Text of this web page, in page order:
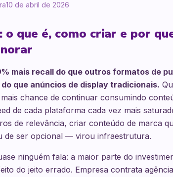
10 de abril de 2026
que é, como criar e por
mais recall do que outros formatos de
que anúncios de display tradicionais.
chance de continuar consumindo
de cada plataforma cada vez mais
de relevância, criar conteúdo de marca
de ser opcional — virou infraestrutura.
ninguém fala: a maior parte do
do jeito errado. Empresa contrata